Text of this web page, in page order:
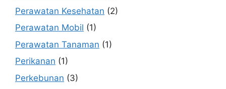
Perawatan Kesehatan (2)
Perawatan Mobil (1)
Perawatan Tanaman (1)
Perikanan (1)
Perkebunan (3)